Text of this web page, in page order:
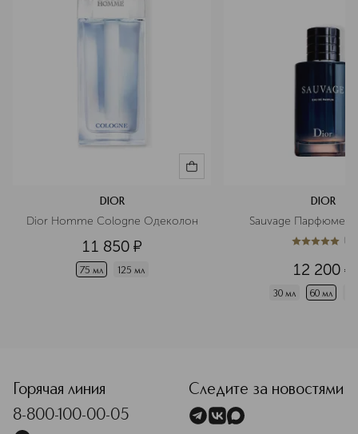
DIOR
Dior Homme Cologne Одеколон
11 850 ¤
75 мл 125 мл
DIOR
Sauvage
5из 51 (
12 200 ¤
30 мл 60 мл
Горячая линия
8-800-100-00-05
Следите за новостями